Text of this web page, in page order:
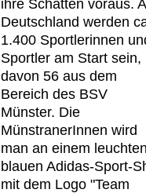
ihre Schatten voraus.
Deutschland werden
1.400 Sportlerinnen
Sportler am Start sein,
davon 56 aus dem
Bereich des BSV
Münster. Die
MünstranerInnen wird
man an einem
blauen Adidas-Sport-
mit dem Logo "Team